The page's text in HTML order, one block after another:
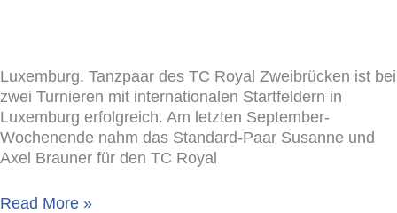
Luxemburg. Tanzpaar des TC Royal Zweibrücken ist bei
zwei Turnieren mit internationalen Startfeldern in
Luxemburg erfolgreich. Am letzten September-
Wochenende nahm das Standard-Paar Susanne und
Axel Brauner für den TC Royal
Read More »